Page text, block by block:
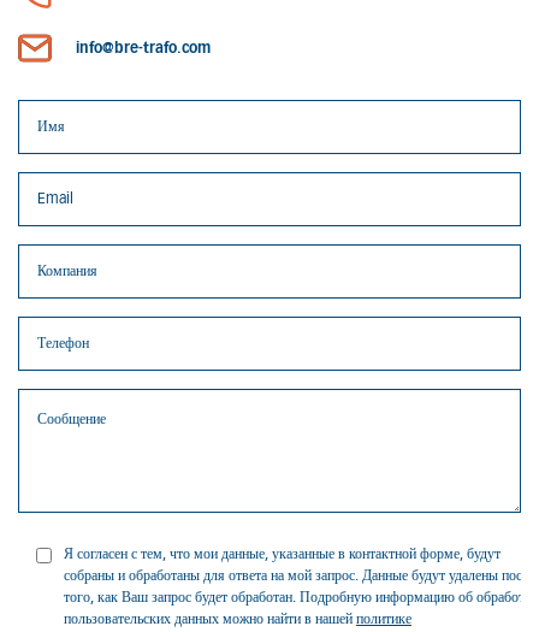
info@bre-trafo.com
Я согласен с тем, что мои данные, указанные в контактной форме, будут
собраны и обработаны для ответа на мой запрос. Данные будут удалены после
того, как Ваш запрос будет обработан. Подробную информацию об обработке
пользовательских данных можно найти в нашей политике